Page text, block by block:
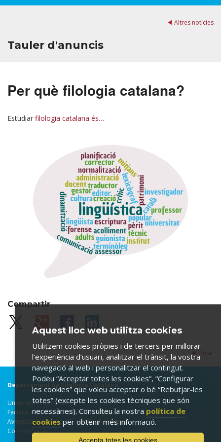
Altres notícies
Tauler d'anuncis
Per què filologia catalana?
Estudiar filologia catalana és…
Compartir
Departament de Filologia Catalana
Universitat Rovira i Virgili
Facultat de Lletres - Campus Catalunya
Avinguda Catalunya, 35 - 43002 (Tarragona)
Com arribar-hi?
Aquest lloc web utilitza cookies
Utilitzem cookies pròpies i de tercers per millorar
l’experiència d’usuari, analitzar el trànsit, la vostra
navegació al web i personalitzar el contingut.
Podeu “Acceptar totes les cookies”, “Configurar
les cookies” que voleu acceptar o bé “Rebutjar-les
totes” (excepte les cookies tècniques que són
necessàries). Consulteu la nostra política de
cookiesper obtenir més informació.
Accepta totes les cookies